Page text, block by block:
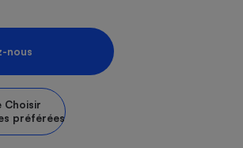
nous
Choisir
préférées
Banque - Crédit
Epargne - Fiscalité
Contrôle technique -
Pièce détachée
Crédit immobilier
Maison de retraite
emprunteur
Ensemble